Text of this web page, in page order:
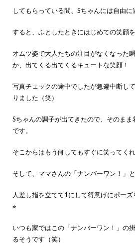
してもらっている間、Sちゃんには自由に
すると、ふとしたときにはじめての笑顔
オムツ姿で大人たちの注目がなくなった
か、出てくる出てくるキュートな笑顔！
写真チェックの途中でしたが急遽中断し
りました（笑）
Sちゃんの調子が出てきたので、そのま
です。
そこからはもう何してもすぐに笑ってく
そして、ママさんの「ナンバーワン！」
人差し指を立てて1にして得意げにポー
⭐︎
いつも家ではこの「ナンバーワン！」の
るそうです（笑）